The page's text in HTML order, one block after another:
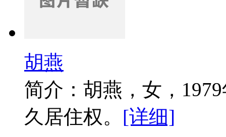
胡燕
简介：胡燕，女，
久居住权。 [详细]